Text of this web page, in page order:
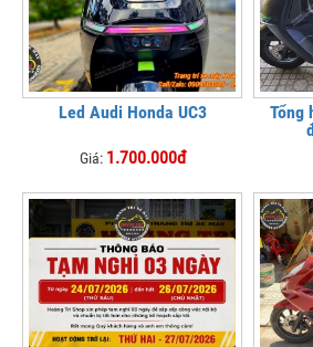
Led Audi Honda UC3
Giá: 1.700.000đ
Tổng